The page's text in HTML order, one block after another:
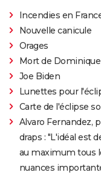
Incendies en
Nouvelle canicule
Orages
Mort de
Joe Biden
Lunettes pour
Carte de l'éclipse
Alvaro Fernandez,
draps : "L'idéal est
au maximum tous
nuances